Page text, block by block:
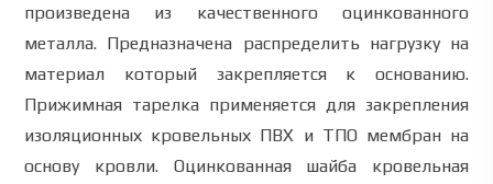
произведена из качественного оцинкованного
металла. Предназначена распределить нагрузку на
материал который закрепляется к основанию.
Прижимная тарелка применяется для закрепления
изоляционных кровельных ПВХ и ТПО мембран на
основу кровли. Оцинкованная шайба кровельная